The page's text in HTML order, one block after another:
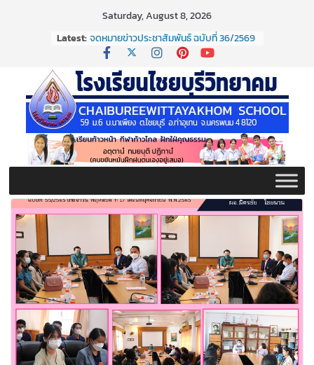
Saturday, August 8, 2026
Latest:
จดหมายข่าวประชาสัมพันธ์ ฉบับที่ 37/2569
ประจำเดือนมิถุนายน 2569
จดหมายข่าวประชาสัมพันธ์ ฉบับที่ 36/2569
ประจำเดือนมิถุนายน 2569
กิจกรรมต่อต้านยาเสพติด ปี ๒๕๖๙
กิจกรรมวันสุนทรภู่ ประจำปี ๒๕๖๙
จดหมายข่าวประชาสัมพันธ์ ฉบับที่ 38/2569
ประจำเดือนมิถุนายน 2569